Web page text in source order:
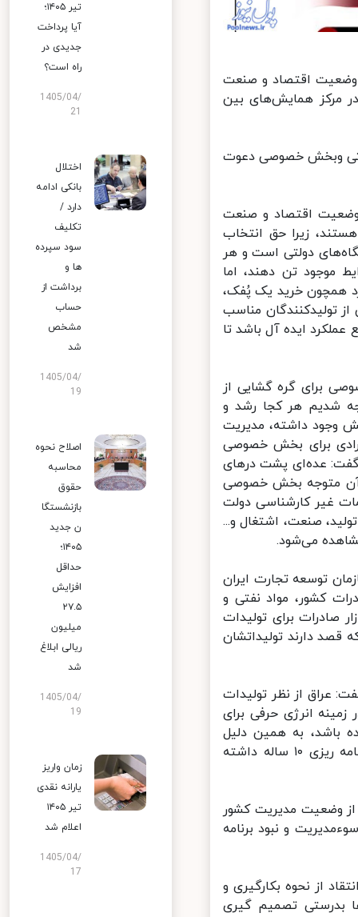
اقتصاد و صنعت
فعالان و نخبگان صنعت و اقتصاد در تاریخ ۵ تیرماه ۱۴۰۱ در مرکز همایش‌های بین
وبخش خصوصی دعوت
اقتصاد و صنعت
زیرا حق انتخاب
دولتی است و هر
موجود تن دهند، اما
خرید یک پُفک،
تولیدکنندگان مناسب
ایده آل باشد تا
برای گره گشایی از
شدیم هر کجا رشد و
داشته، مدیریت
برای بخش خصوصی
عده‌ای پشت در‌های
متوجه بخش خصوصی
غیر کارشناسی دولت
صنعت، اشتغال و...
می‌شود.
توسعه تجارت ایران
کشور، مواد نفتی و
صادرات برای تولیدات
دارند تولیداتشان
ایم گفت: عراق از نظر تولیدات
هرگز نمی‌تواند در زمینه انرژی حرفی برای
باشد، به همین دلیل
تولیدکنندگان با خیال راحت روی صادرات محصولاتشان به عراق حداقل برنامه ریزی ۱۰ ساله داشته
وضعیت مدیریت کشور
و نبود برنامه
از نحوه بکارگیری و
بدرستی تصمیم گیری
تیر ۱۴۰۵؛
آیا پرداخت
جدیدی در
راه است؟
1405/04/
اختلال
بانکی ادامه
دارد /
تکلیف
سود سپرده
ها و
برداشت از
حساب
مشخص
شد
1405/04/
19
اصلاح نحوه
محاسبه
حقوق
بازنشستگا
ن جدید
۱۴۰۵؛
حداقل
افزایش
۲۷.۵
میلیون
ریالی ابلاغ
شد
1405/04/
19
زمان واریز
یارانه نقدی
تیر ۱۴۰۵
اعلام شد
1405/04/
17